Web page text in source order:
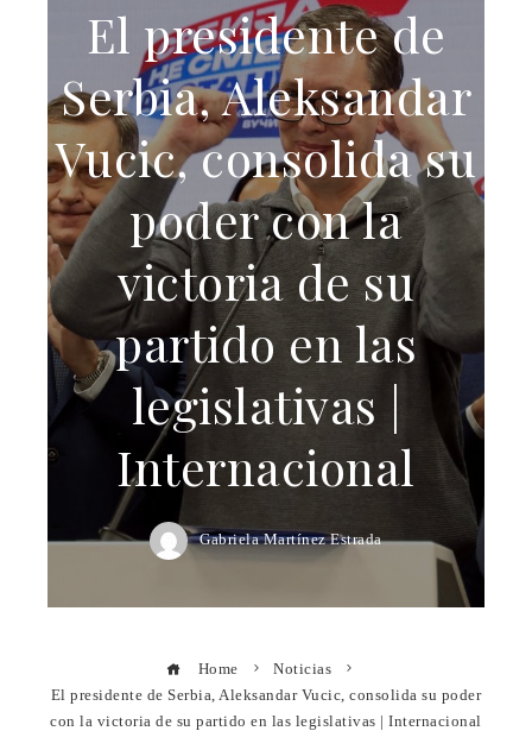
El presidente de
Serbia, Aleksandar
Vucic, consolida su
poder con la
victoria de su
partido en las
legislativas |
Internacional
Gabriela Martínez Estrada
Home
Noticias
El presidente de Serbia, Aleksandar Vucic, consolida su poder
con la victoria de su partido en las legislativas | Internacional